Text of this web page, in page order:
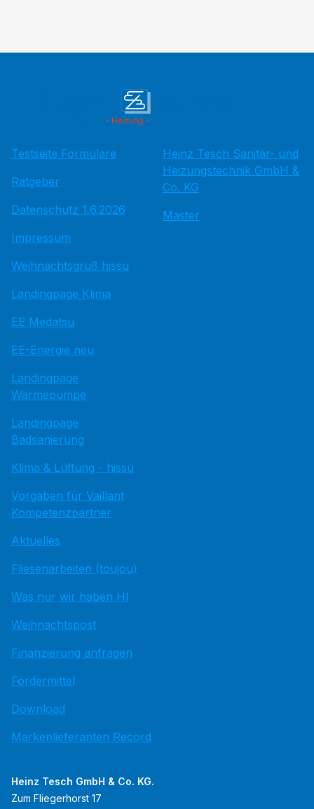
Testseite Formulare
Ratgeber
Datenschutz 1.6.2026
Impressum
Weihnachtsgruß hissu
Landingpage Klima
EE Medatsu
EE-Energie neu
Landingpage
Wärmepumpe
Landingpage
Badsanierung
Klima & Lüftung - hissu
Vorgaben für Vaillant
Kompetenzpartner
Aktuelles
Fliesenarbeiten (toujou)
Was nur wir haben HI
Weihnachtspost
Finanzierung anfragen
Fördermittel
Download
Markenlieferanten Record
Heinz Tesch Sanitär- und
Heizungstechnik GmbH &
Co. KG
Master
Heinz Tesch GmbH & Co. KG.
Zum Fliegerhorst 17